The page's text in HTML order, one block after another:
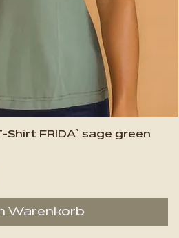
Shirt FRIDA` sage green
Warenkorb